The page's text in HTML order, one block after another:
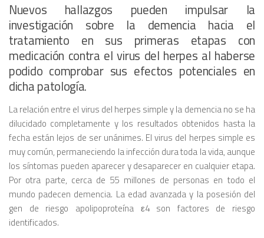
Nuevos hallazgos pueden impulsar la
investigación sobre la demencia hacia el
tratamiento en sus primeras etapas con
medicación contra el virus del herpes al haberse
podido comprobar sus efectos potenciales en
dicha patología.
La relación entre el virus del herpes simple y la demencia no se ha
dilucidado completamente y los resultados obtenidos hasta la
fecha están lejos de ser unánimes. El virus del herpes simple es
muy común, permaneciendo la infección dura toda la vida, aunque
los síntomas pueden aparecer y desaparecer en cualquier etapa.
Por otra parte, cerca de 55 millones de personas en todo el
mundo padecen demencia. La edad avanzada y la posesión del
gen de riesgo apolipoproteína ε4 son factores de riesgo
identificados.